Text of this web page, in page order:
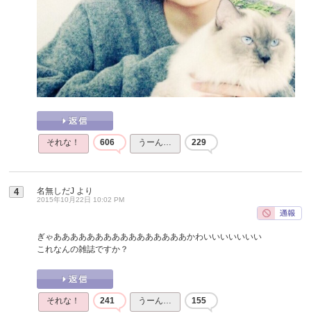
それな！ 606 うーん… 229
4 名無しだJ より
2015年10月22日 10:02 PM
ぎゃああああああああああああああああかわいいいいいいい
これなんの雑誌ですか？
それな！ 241 うーん… 155